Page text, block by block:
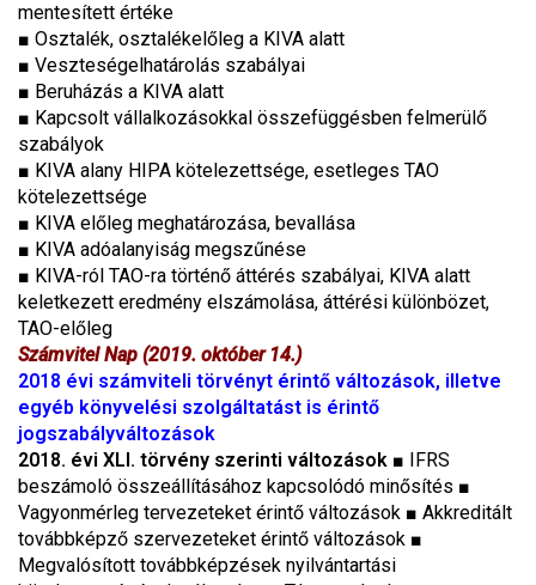
mentesített értéke
■ Osztalék, osztalékelőleg a KIVA alatt
■ Veszteségelhatárolás szabályai
■ Beruházás a KIVA alatt
■ Kapcsolt vállalkozásokkal összefüggésben felmerülő
szabályok
■ KIVA alany HIPA kötelezettsége, esetleges TAO
kötelezettsége
■ KIVA előleg meghatározása, bevallása
■ KIVA adóalanyiság megszűnése
■ KIVA-ról TAO-ra történő áttérés szabályai, KIVA alatt
keletkezett eredmény elszámolása, áttérési különbözet,
TAO-előleg
Számvitel Nap (2019. október 14.)
2018 évi számviteli törvényt érintő változások, illetve
egyéb könyvelési szolgáltatást is érintő
jogszabályváltozások
2018. évi XLI. törvény szerinti változások ■ IFRS
beszámoló összeállításához kapcsolódó minősítés ■
Vagyonmérleg tervezeteket érintő változások ■ Akkreditált
továbbképző szervezeteket érintő változások ■
Megvalósított továbbképzések nyilvántartási